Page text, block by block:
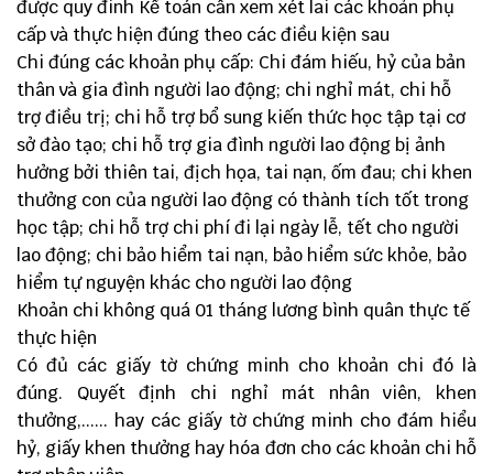
được quy đinh Kế toán cần xem xét lai các khoản phụ
cấp và thực hiện đúng theo các điều kiện sau
Chi đúng các khoản phụ cấp: Chi đám hiếu, hỷ của bản
thân và gia đình người lao động; chi nghỉ mát, chi hỗ
trợ điều trị; chi hỗ trợ bổ sung kiến thức học tập tại cơ
sở đào tạo; chi hỗ trợ gia đình người lao động bị ảnh
hưởng bởi thiên tai, địch họa, tai nạn, ốm đau; chi khen
thưởng con của người lao động có thành tích tốt trong
học tập; chi hỗ trợ chi phí đi lại ngày lễ, tết cho người
lao động; chi bảo hiểm tai nạn, bảo hiểm sức khỏe, bảo
hiểm tự nguyện khác cho người lao động
Khoản chi không quá 01 tháng lương bình quân thực tế
thực hiện
Có đủ các giấy tờ chứng minh cho khoản chi đó là
đúng. Quyết định chi nghỉ mát nhân viên, khen
thưởng,...... hay các giấy tờ chứng minh cho đám hiểu
hỷ, giấy khen thưởng hay hóa đơn cho các khoản chi hỗ